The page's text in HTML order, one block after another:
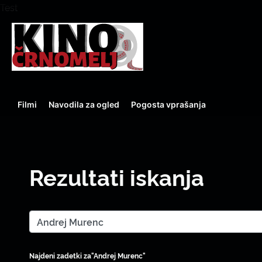
Filmi Navodila za ogled Pogosta vprašanja
Rezultati iskanja
Najdeni zadetki za"Andrej Murenc"